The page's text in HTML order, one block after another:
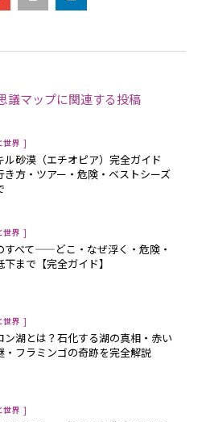
議マップに関連する投稿
世界 ]
ル砂漠（エチオピア）完全ガイド
方・ツアー・危険・ベストシーズ
世界 ]
すべて——どこ・なぜ浮く・危険・
下まで【完全ガイド】
世界 ]
ン湖とは？石化する湖の真相・赤い
・フラミンゴの奇跡を完全解説
世界 ]